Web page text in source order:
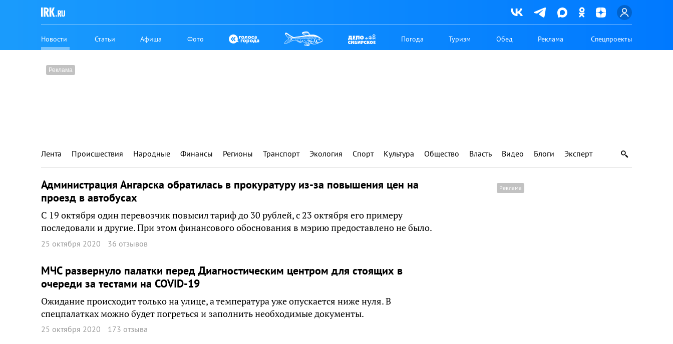
Новости Статьи Афиша Фото Погода Туризм Обед Реклама Спецпроекты
Лента Происшествия Народные Финансы Регионы Транспорт Экология Спорт Культура Общество Власть Видео Блоги Эксперт
Администрация Ангарска обратилась в прокуратуру из-за повышения цен на
проезд в автобусах
С 19 октября один перевозчик повысил тариф до 30 рублей, с 23 октября его примеру
последовали и другие. При этом финансового обоснования в мэрию предоставлено не было.
25 октября 2020 36 отзывов
МЧС развернуло палатки перед Диагностическим центром для стоящих в
очереди за тестами на COVID-19
Ожидание происходит только на улице, а температура уже опускается ниже нуля. В
спецпалатках можно будет погреться и заполнить необходимые документы.
25 октября 2020 173 отзыва